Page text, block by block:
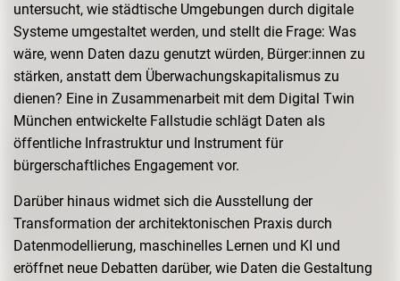
untersucht, wie städtische Umgebungen durch digitale
Systeme umgestaltet werden, und stellt die Frage: Was
wäre, wenn Daten dazu genutzt würden, Bürger:innen zu
stärken, anstatt dem Überwachungskapitalismus zu
dienen? Eine in Zusammenarbeit mit dem Digital Twin
München entwickelte Fallstudie schlägt Daten als
öffentliche Infrastruktur und Instrument für
bürgerschaftliches Engagement vor.
Darüber hinaus widmet sich die Ausstellung der
Transformation der architektonischen Praxis durch
Datenmodellierung, maschinelles Lernen und KI und
eröffnet neue Debatten darüber, wie Daten die Gestaltung